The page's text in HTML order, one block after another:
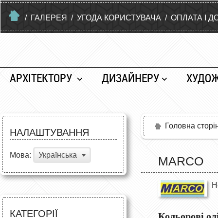
/ ГАЛЕРЕЯ / УГОДА КОРИСТУВАЧА / ОПЛАТА І
АРХІТЕКТОРУ ДИЗАЙНЕРУ
НАЛАШТУВАННЯ
Мова: Українська
КАТЕГОРІЇ
Головна
MARCO